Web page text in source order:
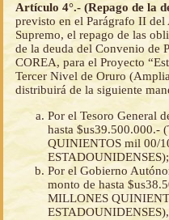
Artículo 4°.- (Repago de la
previsto en el Parágrafo II
Supremo, el repago de las
de la deuda del Convenio de
COREA, para el Proyecto
Tercer Nivel de Oruro
distribuirá de la siguiente
Por el Tesoro General
hasta $us39.500.000.-
QUINIENTOS mil 00/
ESTADOUNIDENSES);
Por el Gobierno
monto de hasta
MILLONES